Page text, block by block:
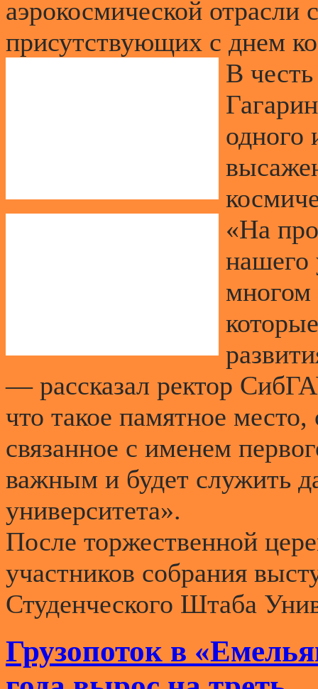
аэрокосмической отрасли
присутствующих с днем
В
одного
«На
нашего
многом
— рассказал ректор
что такое памятное
связанное с именем
важным и будет служить
университета».
После торжественной
участников собрания
Студенческого Штаба
Грузопоток в